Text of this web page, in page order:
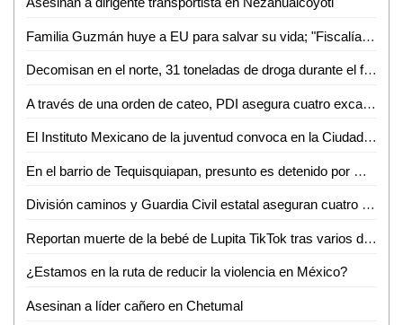
Familia Guzmán huye a EU para salvar su vida; "Fiscalía accedió a protegerla"
Decomisan en el norte, 31 toneladas de droga durante el fin de semana
A través de una orden de cateo, PDI asegura cuatro excavadoras en Ciudad Valles
El Instituto Mexicano de la juventud convoca en la Ciudad de México, a la jornada nacional de tequios por la paz y contra las adicciones
En el barrio de Tequisquiapan, presunto es detenido por Guardia Civil estatal tras asegurarle arma blanca
División caminos y Guardia Civil estatal aseguran cuatro unidades con reporte de robo
Reportan muerte de la bebé de Lupita TikTok tras varios días hospitalizada
¿Estamos en la ruta de reducir la violencia en México?
Asesinan a líder cañero en Chetumal